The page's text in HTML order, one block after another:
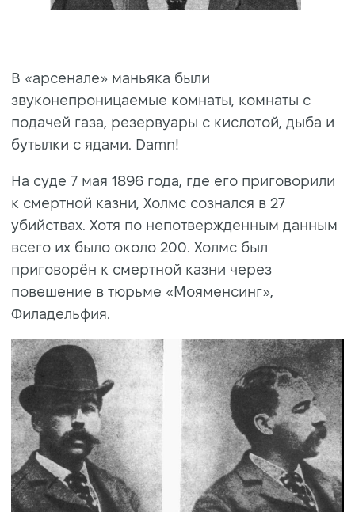
В «арсенале» маньяка были
звуконепроницаемые комнаты, комнаты с
подачей газа, резервуары с кислотой, дыба и
бутылки с ядами. Damn!
На суде 7 мая 1896 года, где его приговорили
к смертной казни, Холмс сознался в 27
убийствах. Хотя по непотвержденным данным
всего их было около 200. Холмс был
приговорён к смертной казни через
повешение в тюрьме «Мояменсинг»,
Филадельфия.